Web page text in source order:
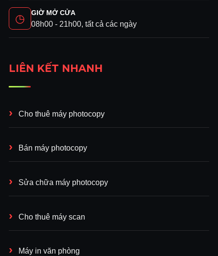
◷ GIỜ MỞ CỬA
08h00 - 21h00, tất cả các ngày
LIÊN KẾT NHANH
Cho thuê máy photocopy
Bán máy photocopy
Sửa chữa máy photocopy
Cho thuê máy scan
Máy in văn phòng